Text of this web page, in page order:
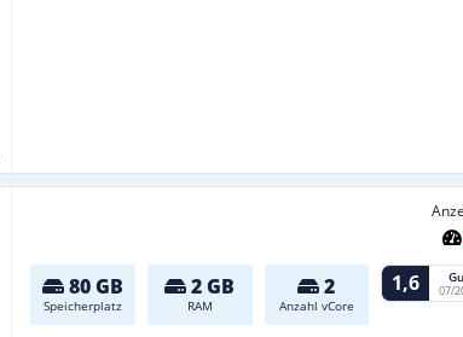
80 GB
Speicherplatz
2 GB
RAM
2
Anzahl vCore
1,6 07/